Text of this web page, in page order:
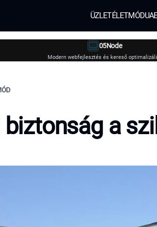
ÜZLETÉLETMÓD
05Node
Modern webfejlesztés és kereső
biztonság a